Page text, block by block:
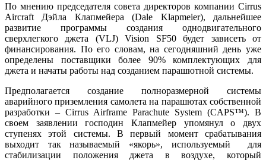
По мнению председателя совета директоров компании Cirrus
Aircraft Дэйла Клапмейера (Dale Klapmeier), дальнейшее
развитие программы создания однодвигательного
сверхлегкого джета (VLJ) Vision SF50 будет зависеть от
финансирования. По его словам, на сегодняшний день уже
определены поставщики более 90% комплектующих для
джета и начаты работы над созданием парашютной системы.
Предполагается создание полноразмерной системы
аварийного приземления самолета на парашютах собственной
разработки – Cirrus Airframe Parachute System (CAPS™). В
своем заявлении господин Клапмейер упомянул о двух
ступенях этой системы. В первый момент срабатывания
выходит так называемый «якорь», используемый для
стабилизации положения джета в воздухе, который